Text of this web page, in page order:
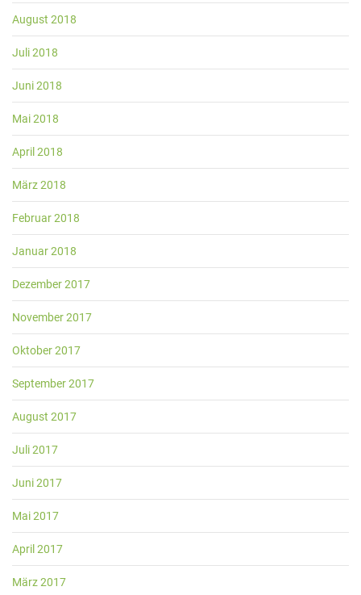
August 2018
Juli 2018
Juni 2018
Mai 2018
April 2018
März 2018
Februar 2018
Januar 2018
Dezember 2017
November 2017
Oktober 2017
September 2017
August 2017
Juli 2017
Juni 2017
Mai 2017
April 2017
März 2017